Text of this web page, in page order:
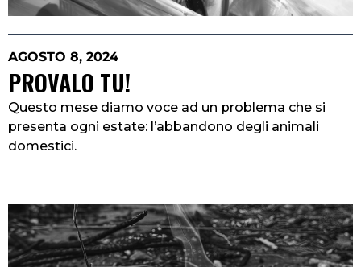
AGOSTO 8, 2024
PROVALO TU!
Questo mese diamo voce ad un problema che si
presenta ogni estate: l’abbandono degli animali
domestici.